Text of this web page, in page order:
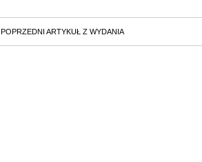
POPRZEDNI ARTYKUŁ Z WYDANIA